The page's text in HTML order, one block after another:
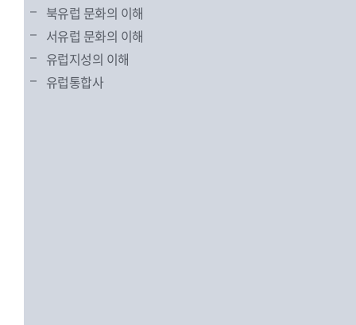
북유럽 문화의 이해
서유럽 문화의 이해
유럽지성의 이해
유럽통합사